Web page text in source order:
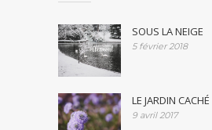
SOUS LA NEIGE
5 février 2018
LE JARDIN CACHÉ
9 avril 2017